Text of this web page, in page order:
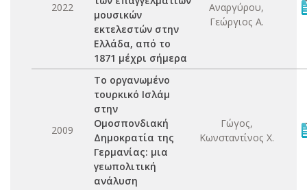
2022
μουσικών
εκτελεστών στην
Ελλάδα, από το
1871 μέχρι σήμερα
Αναργύρου,
Γεώργιος Α.
2009
Το οργανωμένο
τουρκικό Ισλάμ
στην
Ομοσπονδιακή
Δημοκρατία της
Γερμανίας: μια
γεωπολιτική
ανάλυση
Γώγος,
Κωνσταντίνος Χ.